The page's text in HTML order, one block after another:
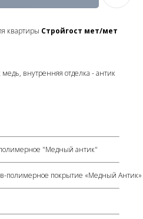
квартиры Стройгост мет/мет
внутренняя отделка - антик
"Медный антик"
полимерное покрытие «Медный Антик»